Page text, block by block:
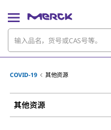
COVID-19 其他资源
其他资源